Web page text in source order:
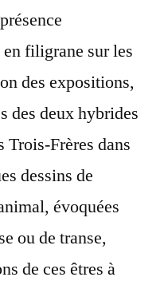
filigrane sur les
des expositions,
des deux hybrides
Trois-Frères dans
dessins de
évoquées
ou de transe,
de ces êtres à